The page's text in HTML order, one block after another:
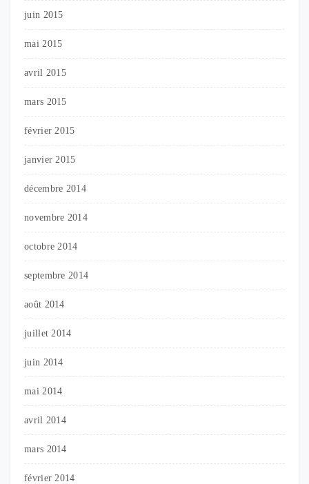
juin 2015
mai 2015
avril 2015
mars 2015
février 2015
janvier 2015
décembre 2014
novembre 2014
octobre 2014
septembre 2014
août 2014
juillet 2014
juin 2014
mai 2014
avril 2014
mars 2014
février 2014